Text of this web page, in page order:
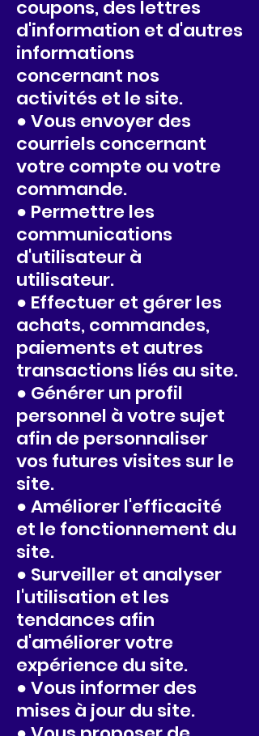
coupons, des lettres
d'information et d'autres
informations
concernant nos
activités et le site.
● Vous envoyer des
courriels concernant
votre compte ou votre
commande.
● Permettre les
communications
d'utilisateur à
utilisateur.
● Effectuer et gérer les
achats, commandes,
paiements et autres
transactions liés au site.
● Générer un profil
personnel à votre sujet
afin de personnaliser
vos futures visites sur le
site.
● Améliorer l'efficacité
et le fonctionnement du
site.
● Surveiller et analyser
l'utilisation et les
tendances afin
d'améliorer votre
expérience du site.
● Vous informer des
mises à jour du site.
● Vous proposer de